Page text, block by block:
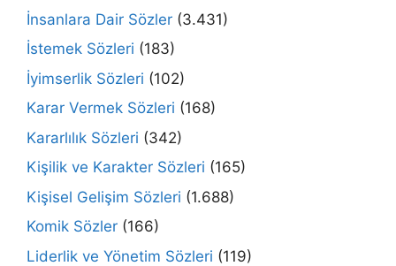
İnsanlara Dair Sözler (3.431)
İstemek Sözleri (183)
İyimserlik Sözleri (102)
Karar Vermek Sözleri (168)
Kararlılık Sözleri (342)
Kişilik ve Karakter Sözleri (165)
Kişisel Gelişim Sözleri (1.688)
Komik Sözler (166)
Liderlik ve Yönetim Sözleri (119)